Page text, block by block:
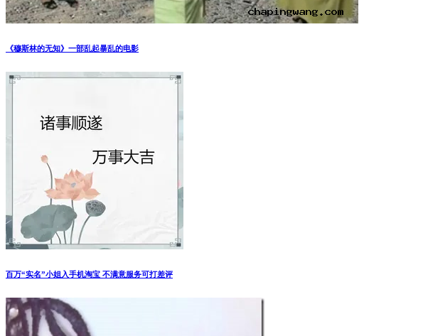
《穆斯林的无知》一部乱起暴乱的电影
百万“实名”小姐入手机淘宝 不满意服务可打差评